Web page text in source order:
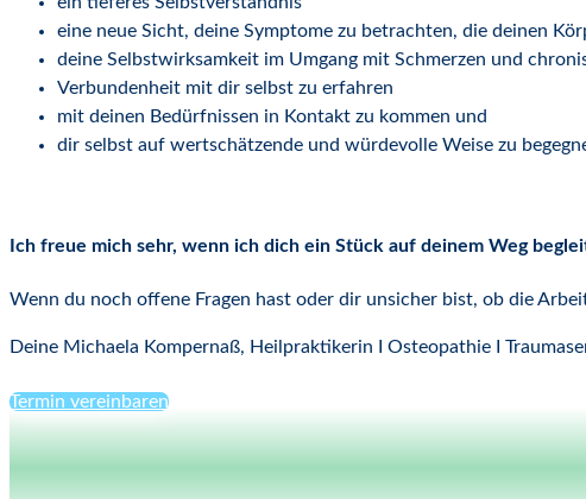
eine neue Sicht, deine Symptome zu betrachten, die deinen
deine Selbstwirksamkeit im Umgang mit Schmerzen und
Verbundenheit mit dir selbst zu erfahren
mit deinen Bedürfnissen in Kontakt zu kommen und
dir selbst auf wertschätzende und würdevolle Weise zu
Ich freue mich sehr, wenn ich dich ein Stück auf deinem Weg
Wenn du noch offene Fragen hast oder dir unsicher bist, ob die
Deine Michaela Kompernaß, Heilpraktikerin I Osteopathie I
Termin vereinbaren